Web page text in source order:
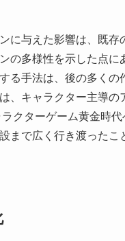
に与えた影響は、既
の多様性を示した点
る手法は、後の多く
、キャラクター主導
クターゲーム黄金時
まで広く行き渡ったこ